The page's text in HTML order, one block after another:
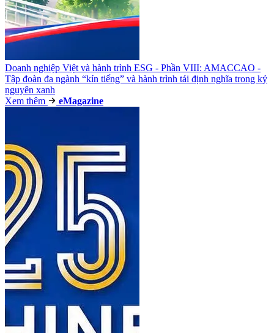
Doanh nghiệp Việt và hành trình ESG - Phần VIII: AMACCAO -
Tập đoàn đa ngành “kín tiếng” và hành trình tái định nghĩa trong kỷ
nguyên xanh
Xem thêm
eMagazine